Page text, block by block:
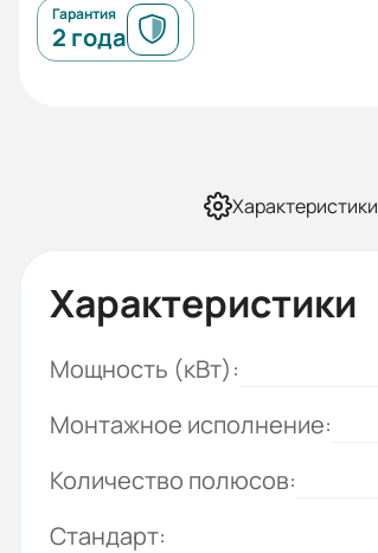
Гарантия
2 года
Характеристики
Характеристики
Мощность (кВт):
Монтажное исполнение:
Количество полюсов:
Стандарт: